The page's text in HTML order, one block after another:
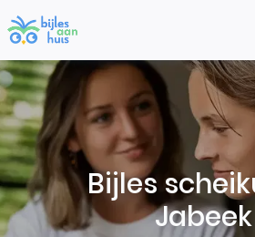
Bijles
Jabeek